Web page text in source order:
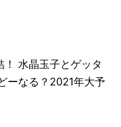
水晶玉子とゲッタ
ーなる？2021年大予